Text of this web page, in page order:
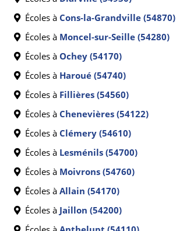
Écoles à Cons-la-Grandville (54870)
Écoles à Moncel-sur-Seille (54280)
Écoles à Ochey (54170)
Écoles à Haroué (54740)
Écoles à Fillières (54560)
Écoles à Chenevières (54122)
Écoles à Clémery (54610)
Écoles à Lesménils (54700)
Écoles à Moivrons (54760)
Écoles à Allain (54170)
Écoles à Jaillon (54200)